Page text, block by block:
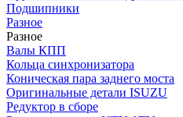
Подшипники
Разное
Разное
Валы КПП
Кольца синхронизатора
Коническая пара заднего моста
Оригинальные детали ISUZU
Редуктор в сборе